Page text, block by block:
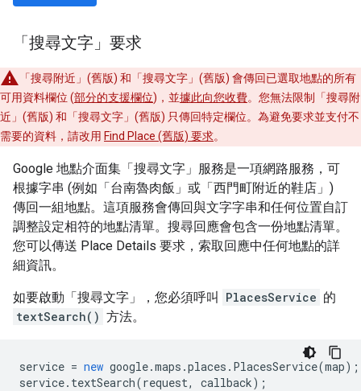
「搜尋文字」要求
「搜尋附近」(舊版) 和「搜尋文字」(舊版) 會傳回已選取地點的所有
可用資料欄位 (部分的支援欄位)，並據此向您收費。您無法限制「搜尋附
近」(舊版) 和「搜尋文字」(舊版) 只傳回特定欄位。為避免要求並支付不
需要的資料，請改用 Find Place (舊版) 要求。
Google 地點介面集「搜尋文字」服務是一項網路服務，可
根據字串 (例如「台南魯肉飯」或「西門町附近的鞋店」)
傳回一組地點。這項服務會傳回與文字字串和任何位置自訂
調整設定相符的地點清單。搜尋回應會包含一份地點清單。
您可以傳送 Place Details 要求，索取回應中任何地點的詳
細資訊。
如要啟動「搜尋文字」，您必須呼叫 PlacesService 的
textSearch() 方法。
service = new google.maps .places . PlacesService(map);
service. textSearch(request, callback);